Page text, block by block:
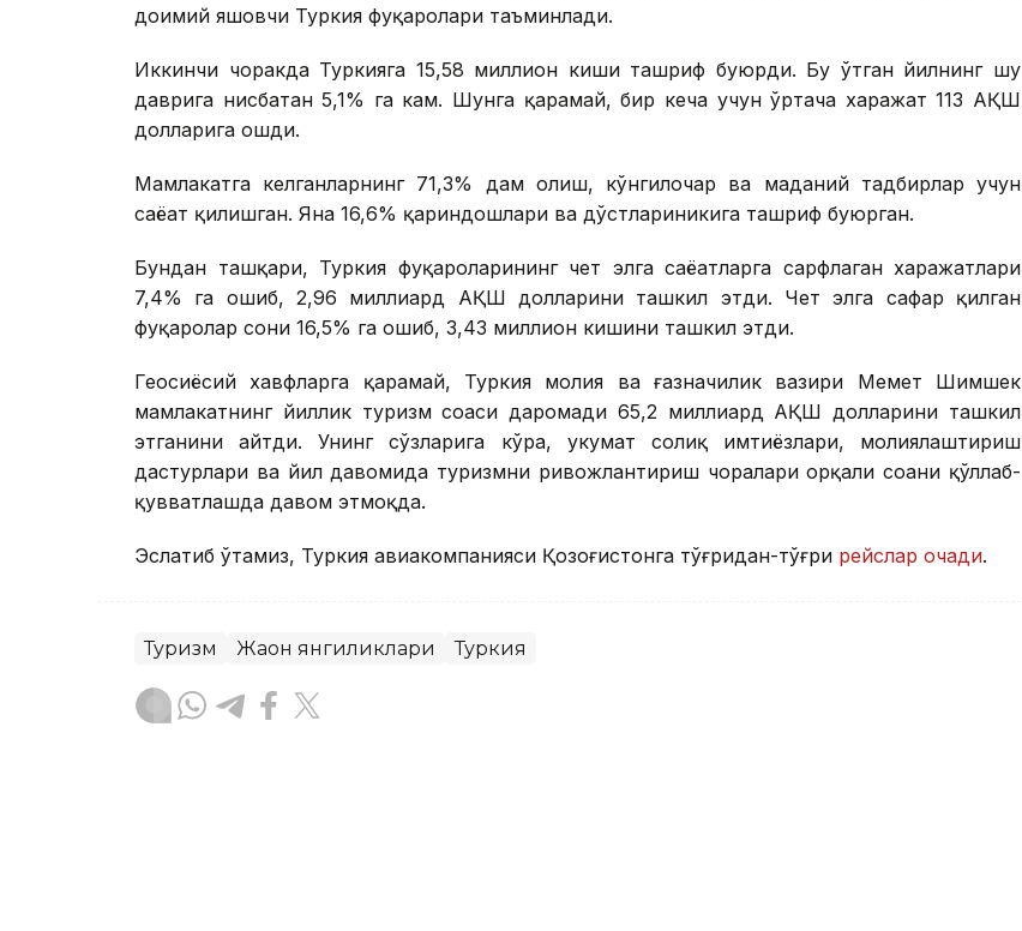
доимий яшовчи Туркия фуқаролари таъминлади.
Иккинчи чоракда Туркияга 15,58 миллион киши ташриф буюрди. Бу ўтган йилнинг шу
даврига нисбатан 5,1% га кам. Шунга қарамай, бир кеча учун ўртача харажат 113 АҚШ
долларига ошди.
Мамлакатга келганларнинг 71,3% дам олиш, кўнгилочар ва маданий тадбирлар учун
саёҳат қилишган. Яна 16,6% қариндошлари ва дўстлариникига ташриф буюрган.
Бундан ташқари, Туркия фуқароларининг чет элга саёҳатларга сарфлаган харажатлари
7,4% га ошиб, 2,96 миллиард АҚШ долларини ташкил этди. Чет элга сафар қилган
фуқаролар сони 16,5% га ошиб, 3,43 миллион кишини ташкил этди.
Геосиёсий хавфларга қарамай, Туркия молия ва ғазначилик вазири Меҳмет Шимшек
мамлакатнинг йиллик туризм соҳаси даромади 65,2 миллиард АҚШ долларини ташкил
этганини айтди. Унинг сўзларига кўра, ҳукумат солиқ имтиёзлари, молиялаштириш
дастурлари ва йил давомида туризмни ривожлантириш чоралари орқали соҳани қўллаб-
қувватлашда давом этмоқда.
Эслатиб ўтамиз, Туркия авиакомпанияси Қозоғистонга тўғридан-тўғри рейслар очади.
Туризм Жаҳон янгиликлари Туркия